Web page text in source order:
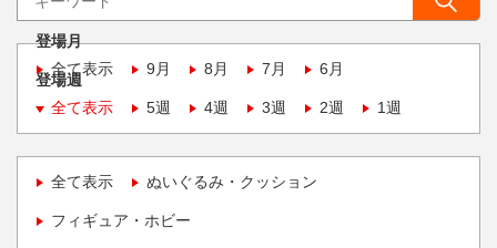
登場月
全て表示
9月 8月 7月 6月
登場週
全て表示
5週 4週 3週 2週 1週
全て表示 ぬいぐるみ・クッション
フィギュア・ホビー